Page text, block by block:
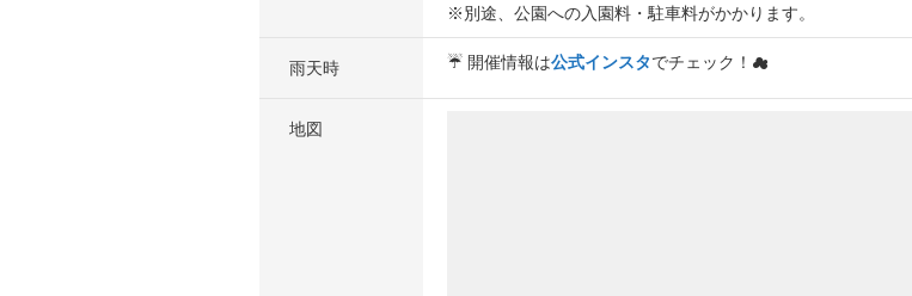
※別途、公園への入園料・駐車料がかかります。
雨天時 ☔ 開催情報は公式インスタでチェック！☁
地図